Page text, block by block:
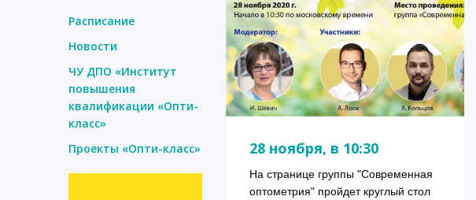
28 ноября, в 10:30
На странице группы "Современная
оптометрия" пройдет круглый стол
Расписание
Новости
ЧУ ДПО «Институт
повышения
квалификации «Опти-
класс»
Проекты «Опти-класс»